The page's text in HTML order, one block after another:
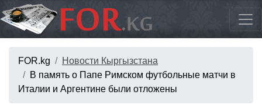
FOR.kg
Новости Кыргызстана
В память о Папе Римском футбольные матчи в
Италии и Аргентине были отложены